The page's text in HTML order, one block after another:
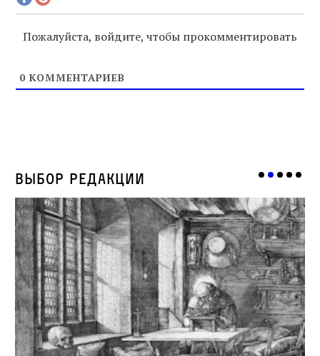
Пожалуйста, войдите, чтобы прокомментировать
0 КОММЕНТАРИЕВ
Выбор редакции